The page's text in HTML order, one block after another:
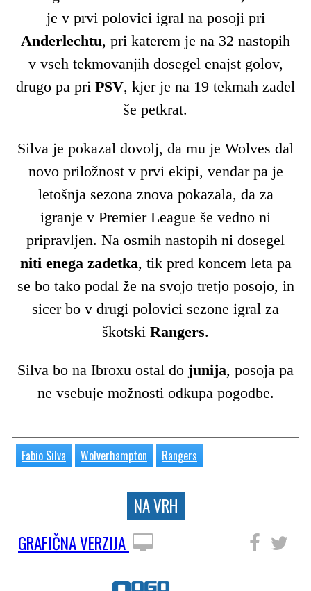
je v prvi polovici igral na posoji pri
Anderlechtu, pri katerem je na 32 nastopih
v vseh tekmovanjih dosegel enajst golov,
drugo pa pri PSV, kjer je na 19 tekmah zadel
še petkrat.
Silva je pokazal dovolj, da mu je Wolves dal
novo priložnost v prvi ekipi, vendar pa je
letošnja sezona znova pokazala, da za
igranje v Premier League še vedno ni
pripravljen. Na osmih nastopih ni dosegel
niti enega zadetka, tik pred koncem leta pa
se bo tako podal že na svojo tretjo posojo, in
sicer bo v drugi polovici sezone igral za
škotski Rangers.
Silva bo na Ibroxu ostal do junija, posoja pa
ne vsebuje možnosti odkupa pogodbe.
Fabio Silva Wolverhampton Rangers
NA VRH
GRAFIČNA VERZIJA